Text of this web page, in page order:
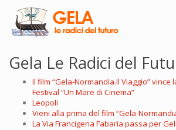
Gela Le Radici del
Il film “Gela-Normandia.Il Viaggio” vince
Festival “Un Mare di Cinema”
Leopoli
Vieni alla prima del film “Gela-
La Via Francigena Fabaria passa per